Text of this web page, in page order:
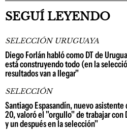
SEGUÍ LEYENDO
SELECCIÓN URUGUAYA
Diego Forlán habló como DT de
está construyendo todo (en la
resultados van a llegar"
SELECCIÓN
Santiago Espasandín, nuevo
20, valoró el "orgullo" de trabajar con
y un después en la selección"